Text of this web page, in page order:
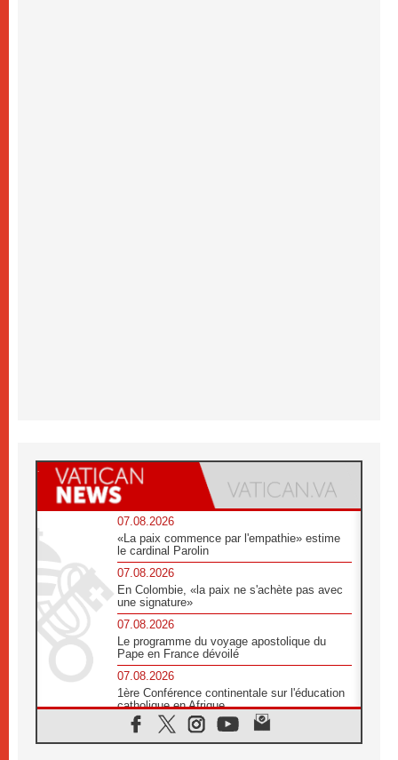
07.08.2026
«La paix commence par l'empathie» estime
le cardinal Parolin
07.08.2026
En Colombie, «la paix ne s'achète pas avec
une signature»
07.08.2026
Le programme du voyage apostolique du
Pape en France dévoilé
07.08.2026
1ère Conférence continentale sur l'éducation
catholique en Afrique
07.08.2026
Un logo symbolique pour la venue du Pape